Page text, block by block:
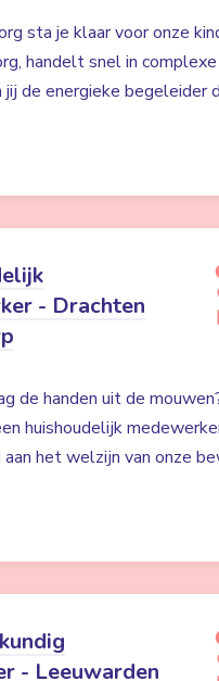
sta je klaar voor onze
handelt snel in
jij de energieke begeleider
- Drachten
de handen uit de
huishoudelijk
het welzijn van onze
- Leeuwarden